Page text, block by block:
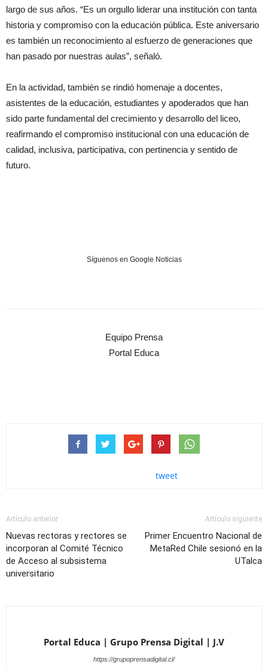
largo de sus años. “Es un orgullo liderar una institución con tanta
historia y compromiso con la educación pública. Este aniversario
es también un reconocimiento al esfuerzo de generaciones que
han pasado por nuestras aulas”, señaló.
En la actividad, también se rindió homenaje a docentes,
asistentes de la educación, estudiantes y apoderados que han
sido parte fundamental del crecimiento y desarrollo del liceo,
reafirmando el compromiso institucional con una educación de
calidad, inclusiva, participativa, con pertinencia y sentido de
futuro.
Síguenos en Google Noticias
Equipo Prensa
Portal Educa
tweet
Artículo anterior
Nuevas rectoras y rectores se
incorporan al Comité Técnico
de Acceso al subsistema
universitario
Artículo siguiente
Primer Encuentro Nacional de
MetaRed Chile sesionó en la
UTalca
Portal Educa | Grupo Prensa Digital | J.V
https://grupoprensadigital.cl/